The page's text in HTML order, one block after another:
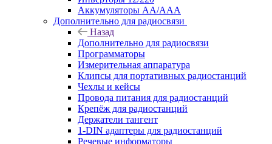
Аккумуляторы АА/ААА
Дополнительно для радиосвязи
Назад
Дополнительно для радиосвязи
Программаторы
Измерительная аппаратура
Клипсы для портативных радиостанций
Чехлы и кейсы
Провода питания для радиостанций
Крепёж для радиостанций
Держатели тангент
1-DIN адаптеры для радиостанций
Речевые информаторы